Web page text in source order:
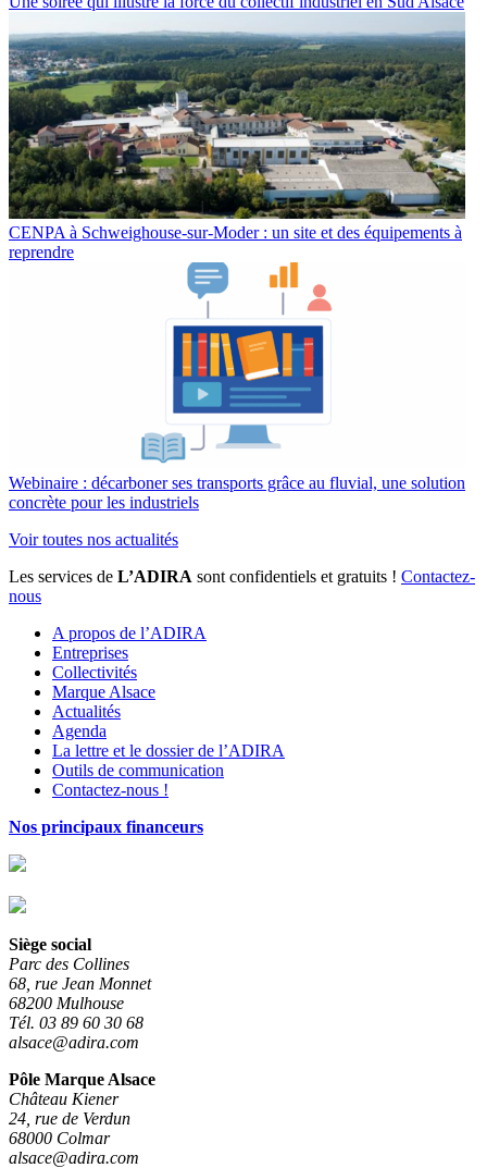
CENPA à Schweighouse-sur-Moder : un site et des équipements à
reprendre
Webinaire : décarboner ses transports grâce au fluvial, une solution
concrète pour les industriels
Voir toutes nos actualités
Les services de L’ADIRA sont confidentiels et gratuits ! Contactez-
nous
A propos de l’ADIRA
Entreprises
Collectivités
Marque Alsace
Actualités
Agenda
La lettre et le dossier de l’ADIRA
Outils de communication
Contactez-nous !
Nos principaux financeurs
Siège social
Parc des Collines
68, rue Jean Monnet
68200 Mulhouse
Tél. 03 89 60 30 68
alsace@adira.com
Pôle Marque Alsace
Château Kiener
24, rue de Verdun
68000 Colmar
alsace@adira.com